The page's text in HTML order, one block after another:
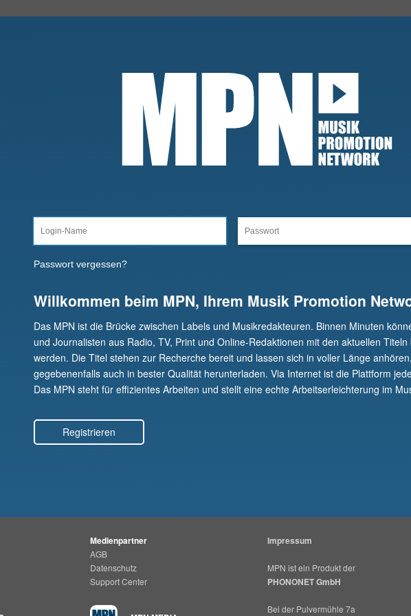
Passwort vergessen?
Willkommen beim MPN, Ihrem Musik Promotion
Das MPN ist die Brücke zwischen Labels und Musikredakteuren. Binnen Minuten
und Journalisten aus Radio, TV, Print und Online-Redaktionen mit den aktuellen
werden. Die Titel stehen zur Recherche bereit und lassen sich in voller Länge
gegebenenfalls auch in bester Qualität herunterladen. Via Internet ist die Plattform
Das MPN steht für effizientes Arbeiten und stellt eine echte Arbeitserleichterung im
Registrieren
Medienpartner
AGB
Datenschutz
Support Center
Impressum
MPN ist ein Produkt der
PHONONET GmbH
Bei der Pulvermühle 7a